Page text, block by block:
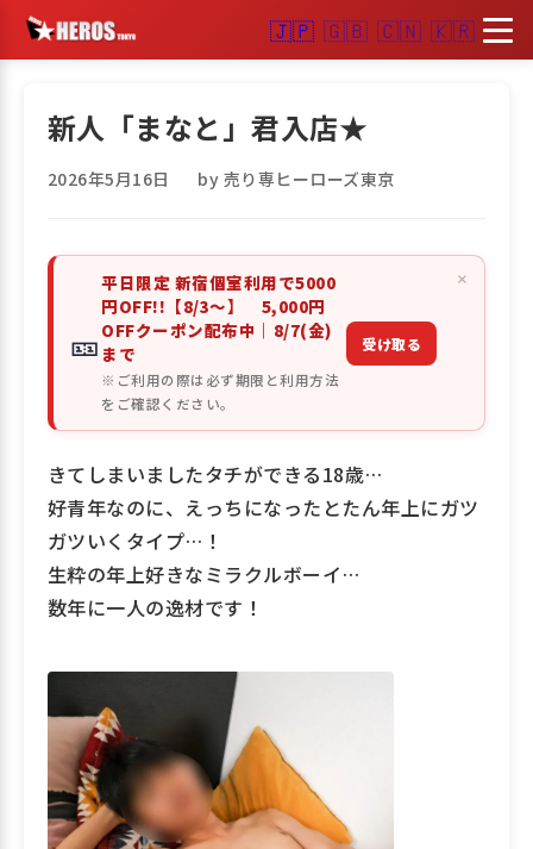
🇯🇵 🇬🇧 🇨🇳 🇰🇷
新人「まなと」君入店★
2026年5月16日 by 売り専ヒーローズ東京
🎫
平日限定 新宿個室利用で5000
円OFF!!【8/3～】 5,000円
OFFクーポン配布中｜8/7(金)
まで
※ご利用の際は必ず期限と利用方法
をご確認ください。
受け取る
×
きてしまいましたタチができる18歳…
好青年なのに、えっちになったとたん年上にガツ
ガツいくタイプ…！
生粋の年上好きなミラクルボーイ…
数年に一人の逸材です！